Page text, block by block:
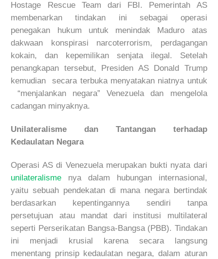
Hostage Rescue Team dari FBI. Pemerintah AS
membenarkan tindakan ini sebagai operasi
penegakan hukum untuk menindak Maduro atas
dakwaan konspirasi narcoterrorism, perdagangan
kokain, dan kepemilikan senjata ilegal. Setelah
penangkapan tersebut, Presiden AS Donald Trump
kemudian secara terbuka menyatakan niatnya untuk
“menjalankan negara” Venezuela dan mengelola
cadangan minyaknya.
Unilateralisme dan Tantangan terhadap
Kedaulatan Negara
Operasi AS di Venezuela merupakan bukti nyata dari
unilateralisme nyadalam hubungan internasional,
yaitu sebuah pendekatan di mana negara bertindak
berdasarkan kepentingannya sendiri tanpa
persetujuan atau mandat dari institusi multilateral
seperti Perserikatan Bangsa-Bangsa (PBB). Tindakan
ini menjadi krusial karena secara langsung
menentang prinsip kedaulatan negara, dalam aturan